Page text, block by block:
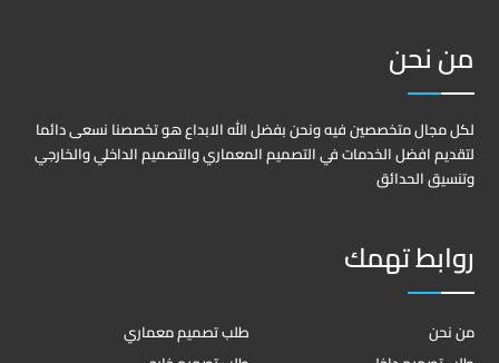
من نحن
لكل مجال متخصصين فيه ونحن بفضل الله الابداع هو تخصصنا نسعى دائما
لتقديم افضل الخدمات في التصميم المعماري والتصميم الداخلي والخارجي
وتنسيق الحدائق
روابط تهمك
من نحن
طلب تصميم معماري